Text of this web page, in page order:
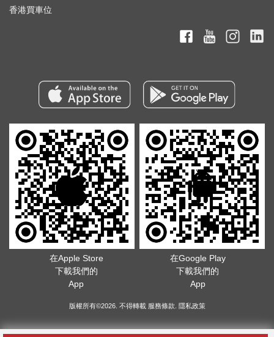
香港買車位
在Apple Store
下載我們的
App
在Google Play
下載我們的
App
版權所有©2026. 不得轉載 服務條款 隱私政策